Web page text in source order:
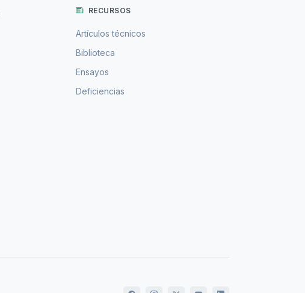
RECURSOS
Artículos técnicos
Biblioteca
Ensayos
Deficiencias